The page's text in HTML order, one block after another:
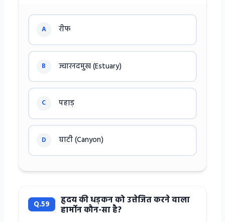
A रीफ
B ज्वारनदमुख (Estuary)
C पहाड़
D घाटी (Canyon)
Q.59 हृदय की धड़कन को उत्तेजित करने वाला
हार्मोन कौन-सा है?